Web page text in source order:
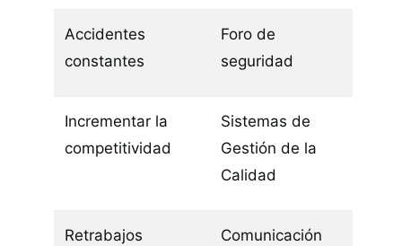
Accidentes
constantes
Foro de
seguridad
Incrementar la
competitividad
Sistemas de
Gestión de la
Calidad
Retrabajos Comunicación